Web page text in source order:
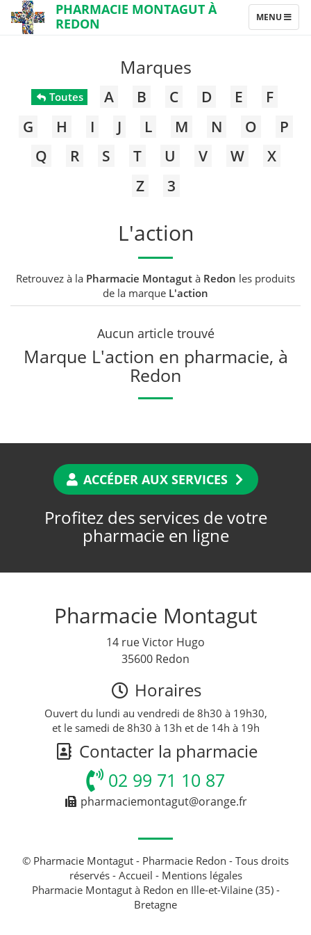
PHARMACIE MONTAGUT À
REDON
TOGGLE
NAVIGATION
MENU
Marques
Toutes A B C D E
F
G
H I J L M N O
P
Q
R S T U V W
X
Z
3
L'action
Retrouvez à la Pharmacie Montagut à Redon les produits
de la marque L'action
Aucun article trouvé
Marque L'action en pharmacie, à
Redon
ACCÉDER AUX SERVICES
Profitez des services de votre
pharmacie en ligne
Pharmacie Montagut
14 rue Victor Hugo
35600 Redon
Horaires
Ouvert du lundi au vendredi de 8h30 à 19h30,
et le samedi de 8h30 à 13h et de 14h à 19h
Contacter la pharmacie
02 99 71 10 87
pharmaciemontagut@orange.fr
© Pharmacie Montagut - Pharmacie Redon - Tous droits
réservés - Accueil - Mentions légales
Pharmacie Montagut à Redon en Ille-et-Vilaine (35) -
Bretagne